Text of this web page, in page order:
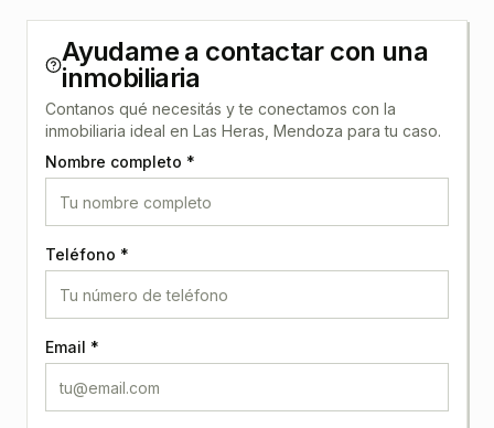
Ayudame a contactar con una
inmobiliaria
Contanos qué necesitás y te conectamos con la
inmobiliaria ideal en Las Heras, Mendoza para tu caso.
Nombre completo *
Teléfono *
Email *